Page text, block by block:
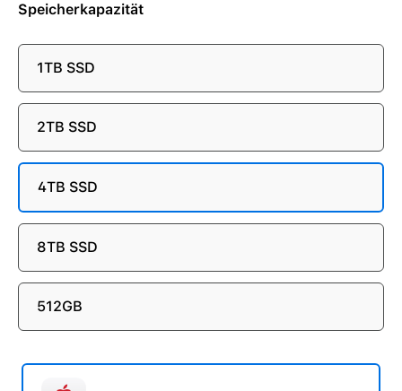
Speicherkapazität
1TB SSD
2TB SSD
4TB SSD
8TB SSD
512GB